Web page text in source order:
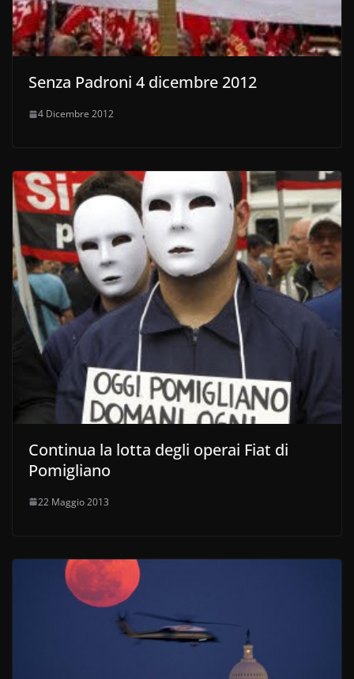
Senza Padroni 4 dicembre 2012
4 Dicembre 2012
Continua la lotta degli operai Fiat di
Pomigliano
22 Maggio 2013